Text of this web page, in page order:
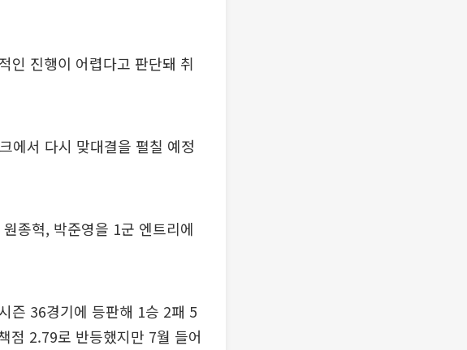
인 진행이 어렵다고 판단돼 취
에서 다시 맞대결을 펼칠 예정
종혁, 박준영을 1군 엔트리에
즌 36경기에 등판해 1승 2패 5
점 2.79로 반등했지만 7월 들어